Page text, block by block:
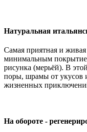
Натуральная
Cамая приятная и
минимальным
рисунка (мерьёй). В
поры, шрамы от укусов
жизненных
На обороте -